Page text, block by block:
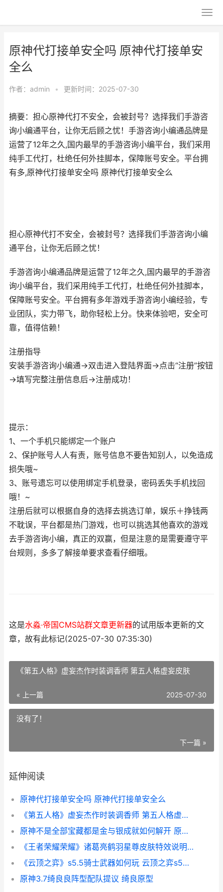
原神代打接单安全吗 原神代打接单安
全么
作者： admin • 更新时间：2025-07-30
摘要：担心原神代打不安全，会被封号？选择我们手游咨
询小编通平台，让你无后顾之忧！手游咨询小编通品牌是
运营了12年之久,国内最早的手游咨询小编平台，我们采用
纯手工代打，杜绝任何外挂脚本，保障账号安全。平台拥
有多,原神代打接单安全吗 原神代打接单安全么
担心原神代打不安全，会被封号？选择我们手游咨询小编
通平台，让你无后顾之忧！
手游咨询小编通品牌是运营了12年之久,国内最早的手游咨
询小编平台，我们采用纯手工代打，杜绝任何外挂脚本，
保障账号安全。平台拥有多年游戏手游咨询小编经验，专
业团队，实力带飞，助你轻松上分。快来体验吧，安全可
靠，值得信赖！
注册指导
安装手游咨询小编通→双击进入登陆界面→点击“注册”按钮
→填写完整注册信息后→注册成功！
提示：
1、一个手机只能绑定一个账户
2、保护账号人人有责，账号信息不要告知别人，以免造成
损失哦~
3、账号遗忘可以使用绑定手机登录，密码丢失手机找回
哦！~
注册后就可以根据自身的选择去挑选订单，娱乐＋挣钱两
不耽误，平台都是热门游戏，也可以挑选其他喜欢的游戏
去手游咨询小编，真正的双赢，但是注意的是需要遵守平
台规则，多多了解接单要求查看仔细哦。
这是水淼·帝国CMS站群文章更新器的试用版本更新的文
章，故有此标记(2025-07-30 07:35:30)
《第五人格》虚妄杰作时装调香师 第五人格虚妄皮肤
« 上一篇 2025-07-30
没有了！
下一篇 »
延伸阅读
原神代打接单安全吗 原神代打接单安全么
《第五人格》虚妄杰作时装调香师 第五人格虚妄皮肤
原神不是全部宝藏都是金与银成就如何解开 原神没有保底吗
《王者荣耀荣耀》诸葛亮鹤羽星尊皮肤特效说明 王者荣耀荣耀典藏皮肤排名
《云顶之弈》s5.5骑士武器如何玩 云顶之弈s5羁绊全览图
原神3.7绮良良阵型配队提议 绮良原型